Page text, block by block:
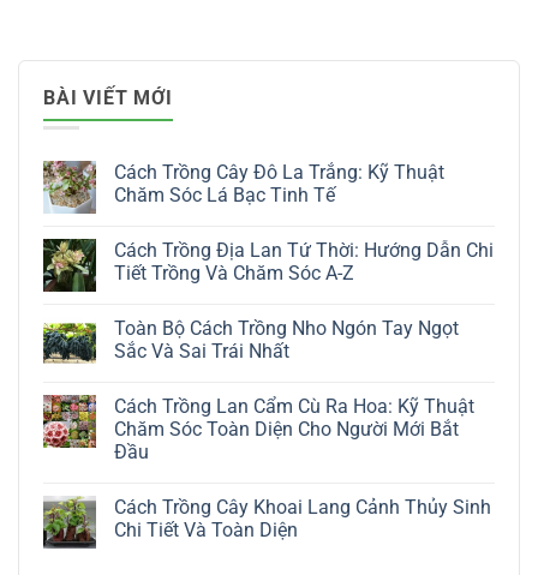
BÀI VIẾT MỚI
Cách Trồng Cây Đô La Trắng: Kỹ Thuật
Chăm Sóc Lá Bạc Tinh Tế
bình
luận
Cây
Đô
La
Thuật
Chăm
Sóc
Lá
Tế
Cách Trồng Địa Lan Tứ Thời: Hướng Dẫn Chi
Tiết Trồng Và Chăm Sóc A-Z
bình
luận
ở
Địa
Lan
Tứ
Thời:
Chi
Tiết
Trồng
Toàn Bộ Cách Trồng Nho Ngón Tay Ngọt
Sắc Và Sai Trái Nhất
bình
luận
ở
Toàn
Trồng
Nho
Ngón
Cách Trồng Lan Cẩm Cù Ra Hoa: Kỹ Thuật
Chăm Sóc Toàn Diện Cho Người Mới Bắt
Đầu
bình
luận
ở
Cách Trồng Cây Khoai Lang Cảnh Thủy Sinh
Chi Tiết Và Toàn Diện